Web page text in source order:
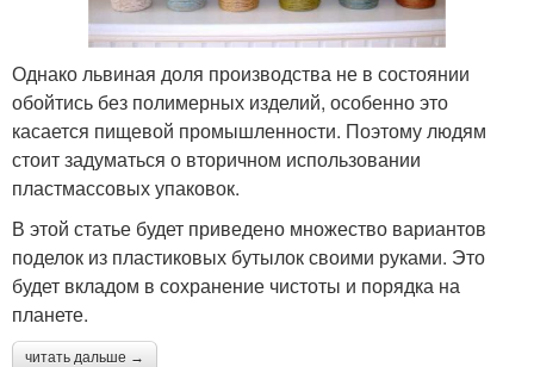
Однако львиная доля производства не в состоянии
обойтись без полимерных изделий, особенно это
касается пищевой промышленности. Поэтому людям
стоит задуматься о вторичном использовании
пластмассовых упаковок.
В этой статье будет приведено множество вариантов
поделок из пластиковых бутылок своими руками. Это
будет вкладом в сохранение чистоты и порядка на
планете.
читать дальше →